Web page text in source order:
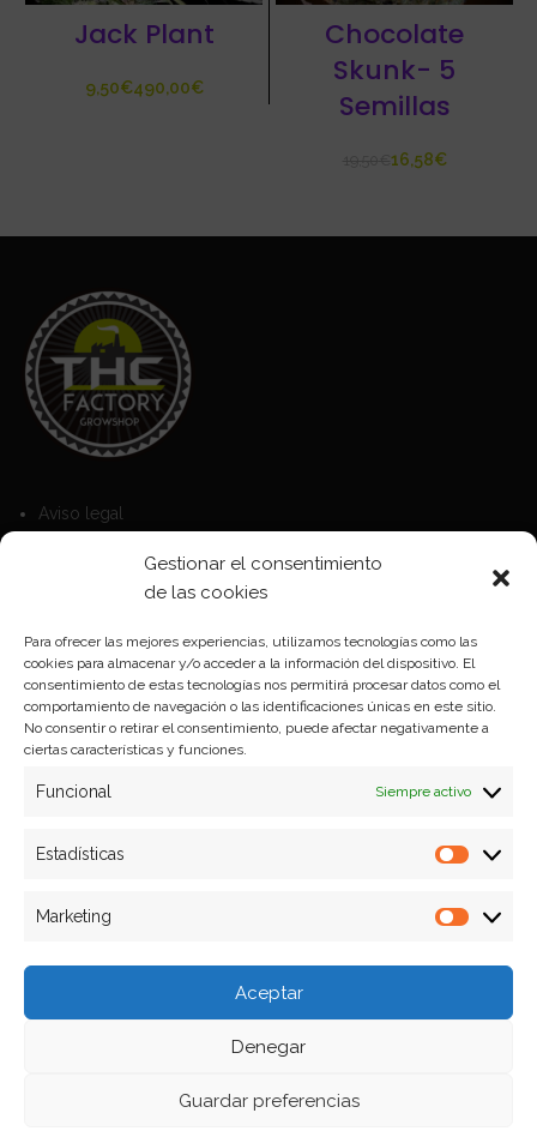
Gestionar el consentimiento
de las cookies
Para ofrecer las mejores experiencias, utilizamos tecnologías como las
cookies para almacenar y/o acceder a la información del dispositivo. El
consentimiento de estas tecnologías nos permitirá procesar datos como el
comportamiento de navegación o las identificaciones únicas en este sitio.
No consentir o retirar el consentimiento, puede afectar negativamente a
ciertas características y funciones.
Funcional Siempre activo
Estadísticas
Marketing
Aceptar
Denegar
Guardar preferencias
Jack Plant
€ €
Chocolate
Skunk- 5
Semillas
16,58€
Aviso legal
Política de privacidad
Formas de pago
Plazos y condiciones de envio
Politica de devoluciones